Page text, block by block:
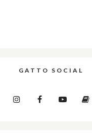
GATTO SOCIAL